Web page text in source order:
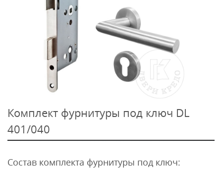
Комплект фурнитуры под ключ DL
401/040
Состав комплекта фурнитуры под ключ: